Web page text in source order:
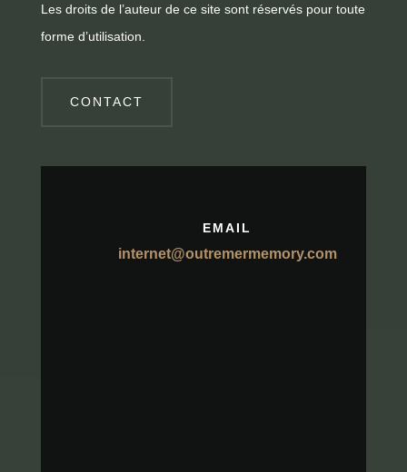
Les droits de l’auteur de ce site sont réservés pour toute
forme d’utilisation.
CONTACT
EMAIL
internet@outremermemory.com